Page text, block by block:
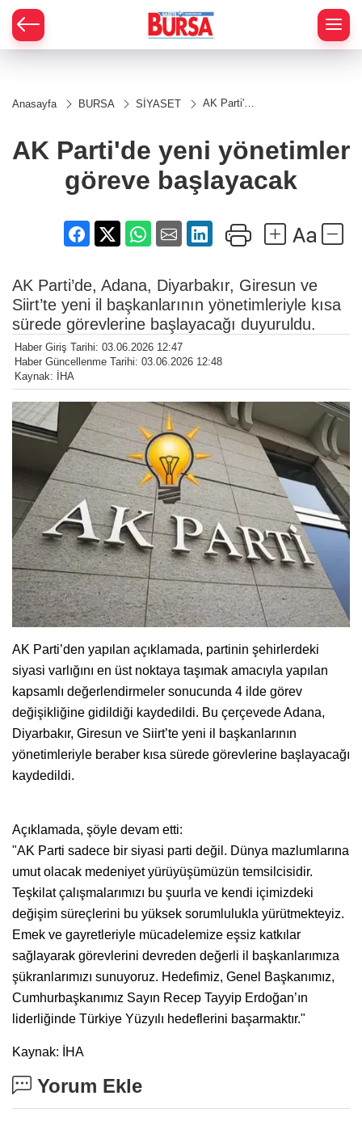
Anasayfa BURSA SİYASET
AK Parti'de
göreve
başlayacak
AK Parti'de yeni yönetimler
göreve başlayacak
AK Parti’de, Adana, Diyarbakır, Giresun ve
Siirt’te yeni il başkanlarının yönetimleriyle kısa
sürede görevlerine başlayacağı duyuruldu.
Haber Giriş Tarihi: 03.06.2026 12:47
Haber Güncellenme Tarihi: 03.06.2026 12:48
Kaynak: İHA
AK Parti’den yapılan açıklamada, partinin şehirlerdeki
siyasi varlığını en üst noktaya taşımak amacıyla yapılan
kapsamlı değerlendirmeler sonucunda 4 ilde görev
değişikliğine gidildiği kaydedildi. Bu çerçevede Adana,
Diyarbakır, Giresun ve Siirt’te yeni il başkanlarının
yönetimleriyle beraber kısa sürede görevlerine başlayacağı
kaydedildi.
Açıklamada, şöyle devam etti:
"AK Parti sadece bir siyasi parti değil. Dünya mazlumlarına
umut olacak medeniyet yürüyüşümüzün temsilcisidir.
Teşkilat çalışmalarımızı bu şuurla ve kendi içimizdeki
değişim süreçlerini bu yüksek sorumlulukla yürütmekteyiz.
Emek ve gayretleriyle mücadelemize eşsiz katkılar
sağlayarak görevlerini devreden değerli il başkanlarımıza
şükranlarımızı sunuyoruz. Hedefimiz, Genel Başkanımız,
Cumhurbaşkanımız Sayın Recep Tayyip Erdoğan’ın
liderliğinde Türkiye Yüzyılı hedeflerini başarmaktır."
Kaynak: İHA
Yorum Ekle